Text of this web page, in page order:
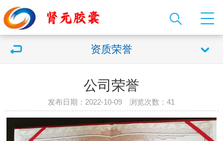
资质荣誉
公司荣誉
发布日期：2022-10-09 浏览次数：41